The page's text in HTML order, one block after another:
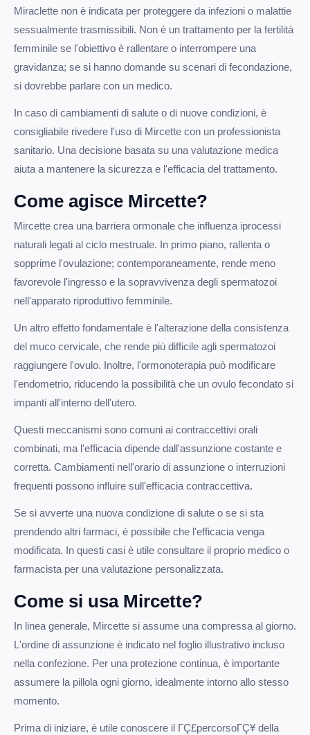
Miraclette non è indicata per proteggere da infezioni o malattie
sessualmente trasmissibili. Non è un trattamento per la fertilità
femminile se l'obiettivo è rallentare o interrompere una
gravidanza; se si hanno domande su scenari di fecondazione,
si dovrebbe parlare con un medico.
In caso di cambiamenti di salute o di nuove condizioni, è
consigliabile rivedere l'uso di Mircette con un professionista
sanitario. Una decisione basata su una valutazione medica
aiuta a mantenere la sicurezza e l'efficacia del trattamento.
Come agisce Mircette?
Mircette crea una barriera ormonale che influenza iprocessi
naturali legati al ciclo mestruale. In primo piano, rallenta o
sopprime l'ovulazione; contemporaneamente, rende meno
favorevole l'ingresso e la sopravvivenza degli spermatozoi
nell'apparato riproduttivo femminile.
Un altro effetto fondamentale è l'alterazione della consistenza
del muco cervicale, che rende più difficile agli spermatozoi
raggiungere l'ovulo. Inoltre, l'ormonoterapia può modificare
l'endometrio, riducendo la possibilità che un ovulo fecondato si
impanti all'interno dell'utero.
Questi meccanismi sono comuni ai contraccettivi orali
combinati, ma l'efficacia dipende dall'assunzione costante e
corretta. Cambiamenti nell'orario di assunzione o interruzioni
frequenti possono influire sull'efficacia contraccettiva.
Se si avverte una nuova condizione di salute o se si sta
prendendo altri farmaci, è possibile che l'efficacia venga
modificata. In questi casi è utile consultare il proprio medico o
farmacista per una valutazione personalizzata.
Come si usa Mircette?
In linea generale, Mircette si assume una compressa al giorno.
L'ordine di assunzione è indicato nel foglio illustrativo incluso
nella confezione. Per una protezione continua, è importante
assumere la pillola ogni giorno, idealmente intorno allo stesso
momento.
Prima di iniziare, è utile conoscere il ΓÇ£percorsoΓÇ¥ della